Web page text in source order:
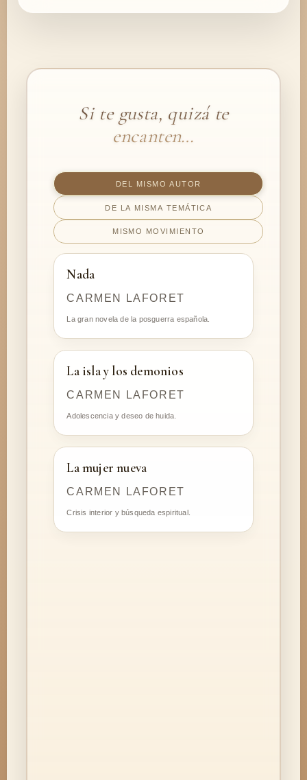
Si te gusta, quizá te
encanten…
DEL MISMO AUTOR
DE LA MISMA TEMÁTICA
MISMO MOVIMIENTO
Nada
CARMEN LAFORET
La gran novela de la posguerra española.
La isla y los demonios
CARMEN LAFORET
Adolescencia y deseo de huida.
La mujer nueva
CARMEN LAFORET
Crisis interior y búsqueda espiritual.